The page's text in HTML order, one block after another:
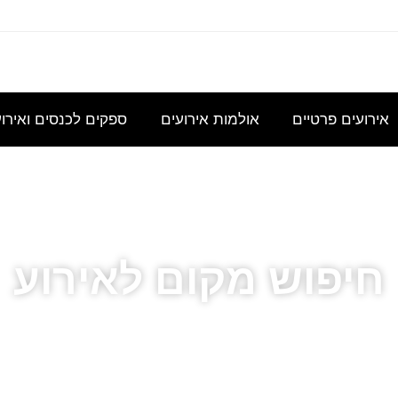
כנס
לכ- 100
להשכיר
אולם/
כיתה
הצעת
מחיר
בסיסית
לקבל
הצעת
מחיר
מחיר
עבור כנס
מנהלי
אירועים פרטיים אולמות אירועים ספקים לכנסים
חיפוש מקום לאירוע